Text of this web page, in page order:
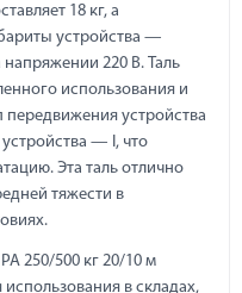
18 кг, а
устройства —
напряжении 220 В. Таль
использования и
устройства
— I, что
Эта таль отлично
тяжести в
250/500 кг 20/10 м
в складах,